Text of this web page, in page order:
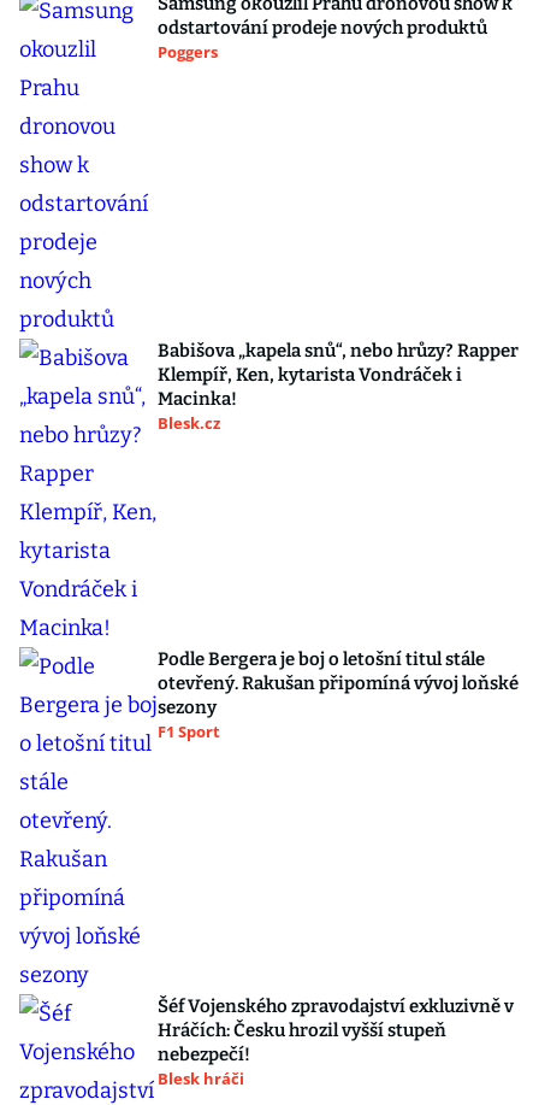
odstartování prodeje nových produktů
Poggers
Babišova „kapela snů“, nebo hrůzy? Rapper
Klempíř, Ken, kytarista Vondráček i
Macinka!
Blesk.cz
Podle Bergera je boj o letošní titul stále
otevřený. Rakušan připomíná vývoj loňské
sezony
F1 Sport
Šéf Vojenského zpravodajství exkluzivně v
Hráčích: Česku hrozil vyšší stupeň
nebezpečí!
Blesk hráči